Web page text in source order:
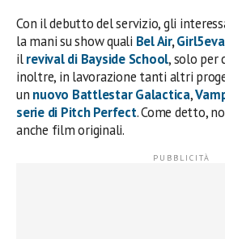
Con il debutto del servizio, gli
la mani su show quali Bel Air,Girl5eva
ilrevival di Bayside School, solo per
inoltre, in lavorazione tanti altri
un nuovo Battlestar Galactica,
serie di Pitch Perfect. Come detto,
anche film originali.